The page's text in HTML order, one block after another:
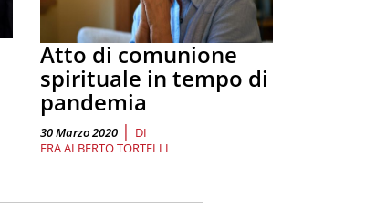
Atto di comunione
spirituale in tempo di
pandemia
30 Marzo 2020 | DI
FRA ALBERTO TORTELLI